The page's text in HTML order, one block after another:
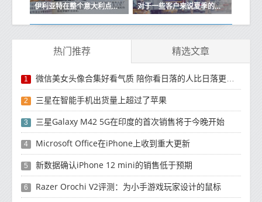
伊利亚特在整个意大利点燃了500多个天线就在那里 对于一些客户来说夏季的Wind Tre增加了
热门推荐 精选文章
1 微信美女头像合集好看气质 陪你看日落的人比日落更浪漫
2 三星在智能手机出货量上超过了苹果
3 三星Galaxy M42 5G在印度的首次销售将于今晚开始
4 Microsoft Office在iPhone上收到重大更新
5 新数据确认iPhone 12 mini的销售低于预期
6 Razer Orochi V2评测：为小手游戏玩家设计的鼠标